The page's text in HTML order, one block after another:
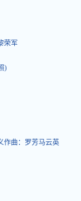
荣军
)
作曲：罗芳马云英